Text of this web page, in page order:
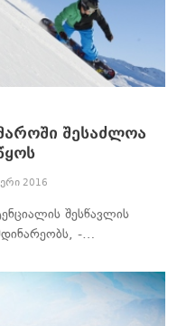
შესაძლოა
2016
შესწავლის
-…